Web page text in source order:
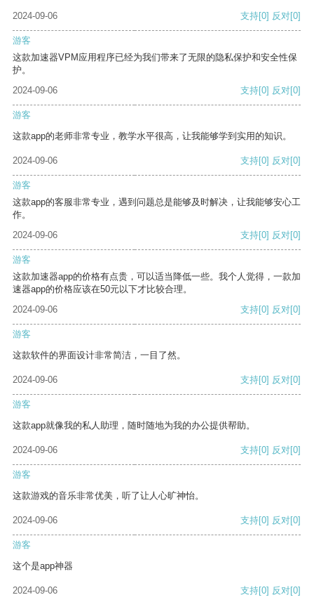
2024-09-06 支持[0] 反对[0]
游客
这款加速器VPM应用程序已经为我们带来了无限的隐私保护和安全性保
护。
2024-09-06
支持[0] 反对[0]
游客
这款app的老师非常专业，教学水平很高，让我能够学到实用的知识。
2024-09-06 支持[0] 反对[0]
游客
这款app的客服非常专业，遇到问题总是能够及时解决，让我能够安心工
作。
2024-09-06
支持[0] 反对[0]
游客
这款加速器app的价格有点贵，可以适当降低一些。我个人觉得，一款加
速器app的价格应该在50元以下才比较合理。
2024-09-06
支持[0] 反对[0]
游客
这款软件的界面设计非常简洁，一目了然。
2024-09-06 支持[0] 反对[0]
游客
这款app就像我的私人助理，随时随地为我的办公提供帮助。
2024-09-06 支持[0] 反对[0]
游客
这款游戏的音乐非常优美，听了让人心旷神怡。
2024-09-06 支持[0] 反对[0]
游客
这个是app神器
2024-09-06 支持[0] 反对[0]